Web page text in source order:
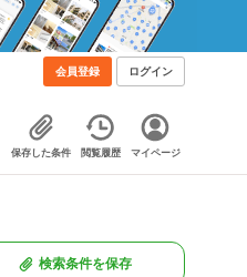
会員登録 ログイン
保存した条件 閲覧履歴 マイページ
検索条件を保存